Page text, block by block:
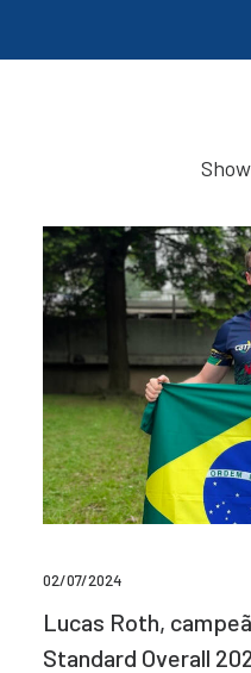
02/07/2024
Lucas Roth,
Standard Overall